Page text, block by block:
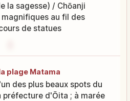
la sagesse) / Chōanji
au fil des
de statues
plage Matama
des plus beaux spots du
préfecture d'Ōita ; à marée